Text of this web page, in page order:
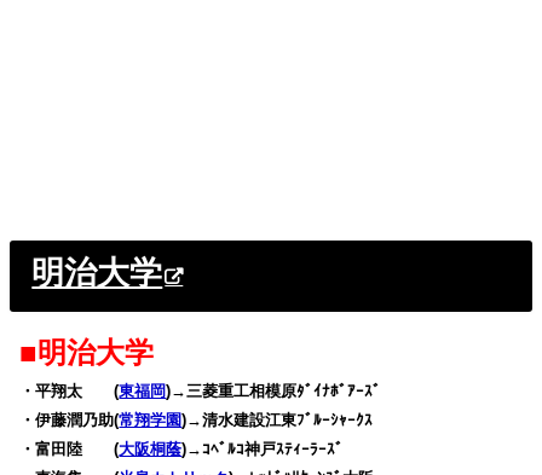
明治大学
■明治大学
・平翔太 (東福岡)→三菱重工相模原ﾀﾞｲﾅﾎﾞｱｰｽﾞ
・伊藤潤乃助(常翔学園)→清水建設江東ﾌﾞﾙｰｼｬｰｸｽ
・富田陸 (大阪桐蔭)→ｺﾍﾞﾙｺ神戸ｽﾃｨｰﾗｰｽﾞ